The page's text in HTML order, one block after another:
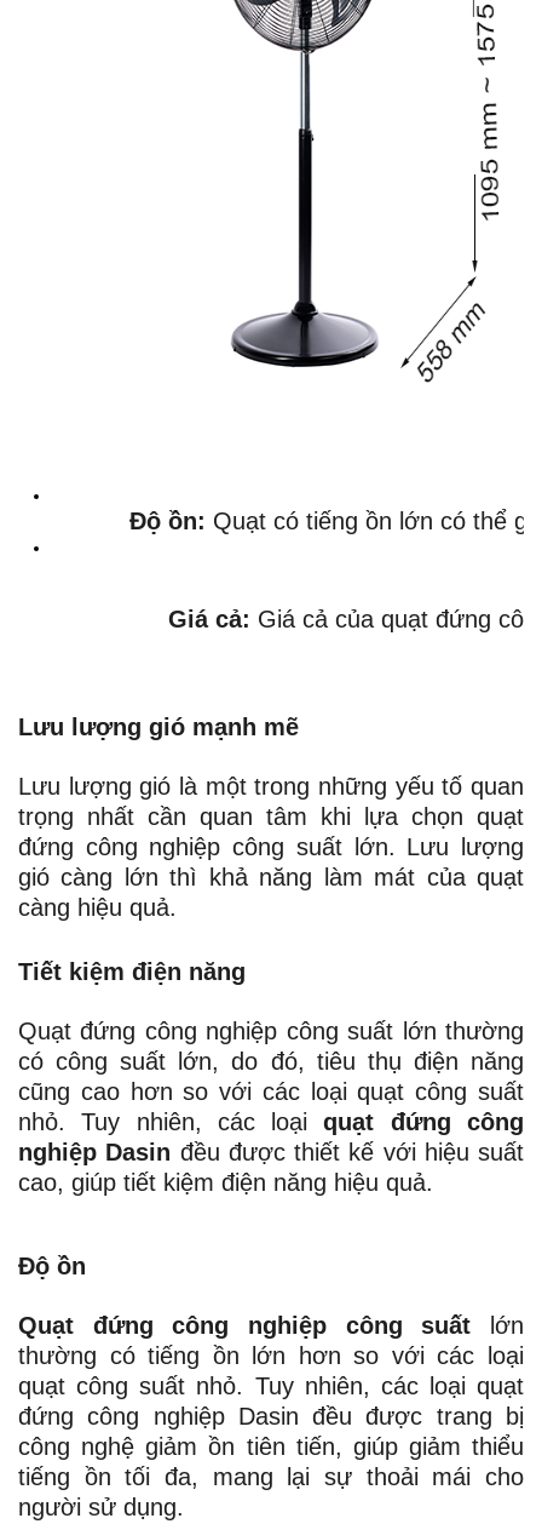
Độ ồn: Quạt có tiếng ồn lớn có thể
Giá cả: Giá cả của quạt đứng
Lưu lượng gió mạnh mẽ
Lưu lượng gió là một trong những yếu tố quan
trọng nhất cần quan tâm khi lựa chọn quạt
đứng công nghiệp công suất lớn. Lưu lượng
gió càng lớn thì khả năng làm mát của quạt
càng hiệu quả.
Tiết kiệm điện năng
Quạt đứng công nghiệp công suất lớn thường
có công suất lớn, do đó, tiêu thụ điện năng
cũng cao hơn so với các loại quạt công suất
nhỏ. Tuy nhiên, các loạiquạt đứng công
nghiệp Dasin đều được thiết kế với hiệu suất
cao, giúp tiết kiệm điện năng hiệu quả.
Độ ồn
Quạt đứng công nghiệp công suất lớn
thường có tiếng ồn lớn hơn so với các loại
quạt công suất nhỏ. Tuy nhiên, các loại quạt
đứng công nghiệp Dasin đều được trang bị
công nghệ giảm ồn tiên tiến, giúp giảm thiểu
tiếng ồn tối đa, mang lại sự thoải mái cho
người sử dụng.